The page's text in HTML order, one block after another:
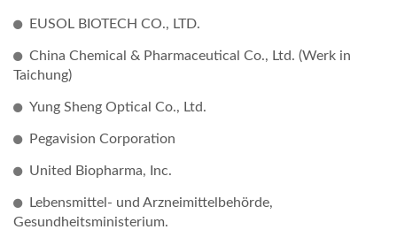
EUSOL BIOTECH CO., LTD.
China Chemical & Pharmaceutical Co., Ltd. (Werk in
Taichung)
Yung Sheng Optical Co., Ltd.
Pegavision Corporation
United Biopharma, Inc.
Lebensmittel- und Arzneimittelbehörde,
Gesundheitsministerium.